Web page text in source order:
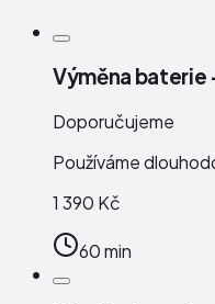
Výměna baterie
Doporučujeme
Používáme
1 390 Kč
60 min